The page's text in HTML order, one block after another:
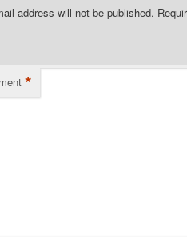
address will not be published.
*